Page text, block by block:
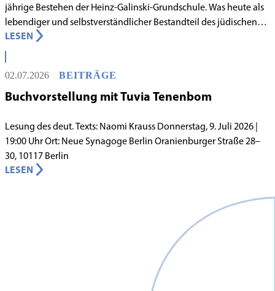
jährige Bestehen der Heinz-Galinski-Grundschule. Was heute als
lebendiger und selbstverständlicher Bestandteil des jüdischen
Lebens in Berlin gilt, begann in den 1980er-Jahren unter
schwierigen Voraussetzungen. Vor dem Hintergrund eines
innergemeindlichen Wandels entstand bereits 1983 die Idee, eine
jüdische Grundschule zu gründen.
LESEN
02.07.2026 BEITRÄGE
Buchvorstellung mit Tuvia Tenenbom
Lesung des deut. Texts: Naomi Krauss Donnerstag, 9. Juli 2026 |
19:00 Uhr Ort: Neue Synagoge Berlin Oranienburger Straße 28–
30, 10117 Berlin
LESEN